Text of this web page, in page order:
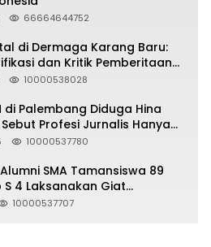
66664644752
di Dermaga Karang Baru:
dan Kritik Pemberitaan
Akurat10000538028
di Palembang Diduga Hina
Profesi Jurnalis Hanya
Bensin, Berujung Dugaan
10000537780
SMA Tamansiswa 89
S 4 Laksanakan Giat
10000537707